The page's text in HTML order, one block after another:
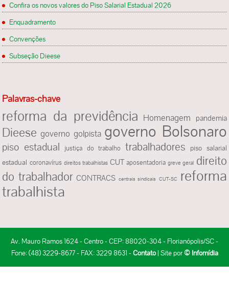
Confira os novos valores do Piso Salarial Estadual 2026
Enquadramento
Convenções
Subseção Dieese
Palavras-chave
reforma da previdência Homenagem pandemia
Dieese governo golpista governo Bolsonaro
piso estadual justiça do trabalho trabalhadores
piso salarial
estadual coronavírus direitos trabalhistas CUT aposentadoria greve geral direito
do trabalhador CONTRACS centrais sindicais CUT-SC
reforma
trabalhista
Av. Mauro Ramos 1624 - Centro - CEP: 88020-304 - Florianópolis/SC -
Fone: (48) 3229-8677 - FAX: 3229 8631 -Contato| Site por© Infomídia